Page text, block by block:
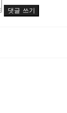
댓글 쓰기